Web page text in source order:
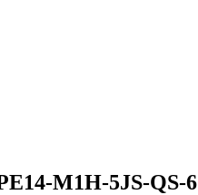
M1H-5JS-QS-